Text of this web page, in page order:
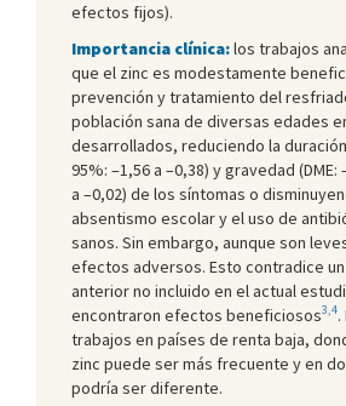
efectos fijos).
Importancia clínica:los trabajos
que el zinc es modestamente
prevención y tratamiento del
población sana de diversas edades
desarrollados, reduciendo la duración
95%: –1,56 a –0,38) y gravedad (DME:
a –0,02) de los síntomas o
absentismo escolar y el uso de
sanos. Sin embargo, aunque son
efectos adversos. Esto contradice
anterior no incluido en el actual
encontraron efectos beneficiosos3,4
trabajos en países de renta baja,
zinc puede ser más frecuente y en
podría ser diferente.